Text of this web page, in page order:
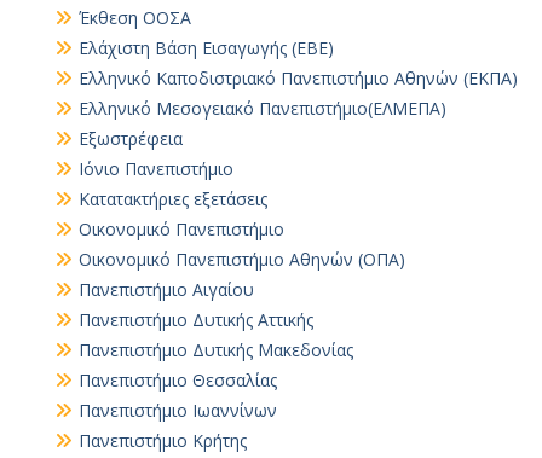
Έκθεση ΟΟΣΑ
Ελάχιστη Βάση Εισαγωγής (ΕΒΕ)
Ελληνικό Καποδιστριακό Πανεπιστήμιο Αθηνών (ΕΚΠΑ)
Ελληνικό Μεσογειακό Πανεπιστήμιο(ΕΛΜΕΠΑ)
Εξωστρέφεια
Ιόνιο Πανεπιστήμιο
Κατατακτήριες εξετάσεις
Οικονομικό Πανεπιστήμιο
Οικονομικό Πανεπιστήμιο Αθηνών (ΟΠΑ)
Πανεπιστήμιο Αιγαίου
Πανεπιστήμιο Δυτικής Αττικής
Πανεπιστήμιο Δυτικής Μακεδονίας
Πανεπιστήμιο Θεσσαλίας
Πανεπιστήμιο Ιωαννίνων
Πανεπιστήμιο Κρήτης